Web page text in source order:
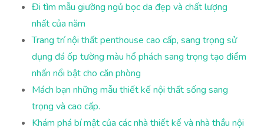
Đi tìm mẫu giường ngủ bọc da đẹp và chất lượng
nhất của năm
Trang trí nội thất penthouse cao cấp, sang trọng sử
dụng đá ốp tường màu hổ phách sang trọng tạo điểm
nhấn nổi bật cho căn phòng
Mách bạn những mẫu thiết kế nội thất sống sang
trọng và cao cấp.
Khám phá bí mật của các nhà thiết kế và nhà thầu nội